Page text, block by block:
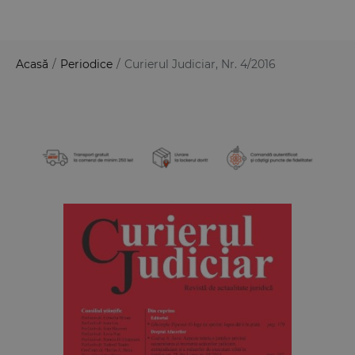
Acasă / Periodice / Curierul Judiciar, Nr. 4/2016